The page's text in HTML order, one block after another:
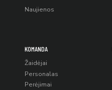
Naujienos
KOMANDA
Žaidėjai
Personalas
Perėjimai